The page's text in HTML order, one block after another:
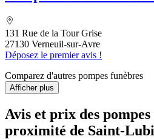
131 Rue de la Tour Grise
27130 Verneuil-sur-Avre
Déposez le premier avis !
Comparez d'autres pompes funèbres
Afficher plus
Avis et prix des
proximité de Saint-